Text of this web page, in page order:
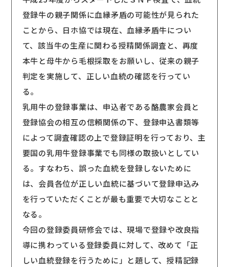
登録牛の親子関係に血縁矛盾の可能性が見られた
ことから、日ホ協では現在、血縁矛盾牛につい
て、該当牛の生産に関わる授精関係調査と、再度
本牛と母牛から毛根採取をお願いし、従来の親子
判定を実施して、正しい血統の確認を行ってい
る。
乳用牛の登録事業は、申込者である酪農家会員と
登録協会の相互の信頼関係の下、登録申込書類等
によって調査確認の上で登録証明を行っており、主
要国の乳用牛登録事業でも同様の取扱いとしてい
る。すなわち、誤った血統を登録しないために
は、会員各位が正しい血統に基づいて登録申込み
を行っていただくことが最も重要で大切なことと
なる。
今回の登録委員研修会では、現場で登録や改良指
導に携わっている登録委員に対して、改めて「正
しい血統登録を行うために」と題して、授精記録